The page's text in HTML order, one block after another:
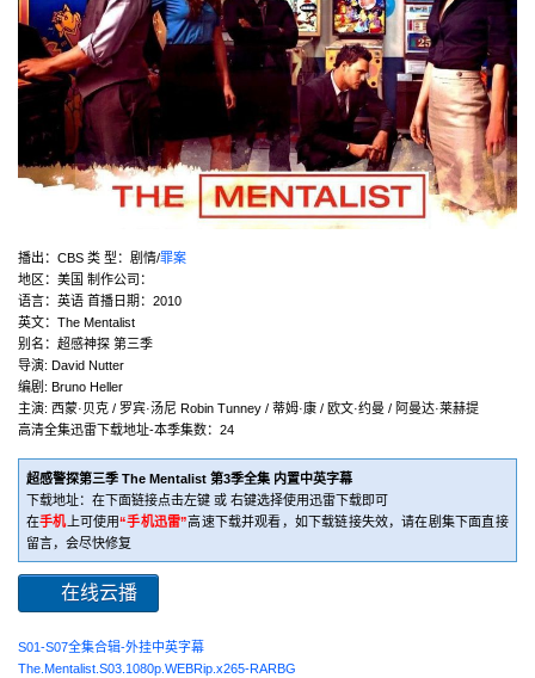
播出：CBS 类 型：剧情/罪案
地区：美国 制作公司：
语言：英语 首播日期：2010
英文：The Mentalist
别名：超感神探 第三季
导演: David Nutter
编剧: Bruno Heller
主演: 西蒙·贝克 / 罗宾·汤尼 Robin Tunney / 蒂姆·康 / 欧文·约曼 / 阿曼达·莱赫提
高清全集迅雷下载地址-本季集数：24
超感警探第三季 The Mentalist 第3季全集 内置中英字幕
下载地址：在下面链接点击左键 或 右键选择使用迅雷下载即可
在手机上可使用“手机迅雷”高速下载并观看，如下载链接失效，请在剧集下面直接
留言，会尽快修复
在线云播
S01-S07全集合辑-外挂中英字幕
The.Mentalist.S03.1080p.WEBRip.x265-RARBG